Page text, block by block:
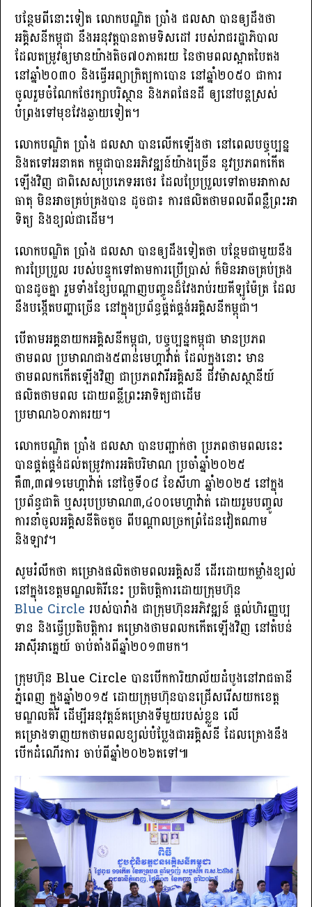
បន្ថែមពីនោះទៀត លោកបណ្ឌិត ប្រាំង ជលសា បានឲ្យដឹងថា
អគ្គិសនីកម្ពុជា នឹងអនុវត្ដបានតាមទិសដៅ របស់រាជរដ្ឋាភិបាល
ដែលតម្រូវឲ្យមានយ៉ាងតិច៧០ភាគរយ នៃថាមពលស្អាតបៃតង
នៅឆ្នាំ២០៣០ និងធ្វើអព្យាក្រិត្យកាបោន នៅឆ្នាំ២០៥០ ជាការ
ចូលរួមចំណែកថែរក្សាបរិស្ថាន និងភពផែនដី ឲ្យនៅបន្ដស្រស់
បំព្រងទៅមុខវែងឆ្ងាយទៀត។
លោកបណ្ឌិត ប្រាំង ជលសា បានលើកឡើងថា នៅពេលបច្ចុប្បន្ន
និងតទៅអនាគត កម្ពុជាបានអភិវឌ្ឍន៍យ៉ាងច្រើន នូវប្រភពកកើត
ឡើងវិញ ជាពិសេសប្រភេទអថេរ ដែលប្រែប្រួលទៅតាមអាកាស
ធាតុ មិនអាចគ្រប់គ្រងបាន ដូចជា៖ ការផលិតថាមពលពីពន្លឺព្រះអា
ទិត្យ និងខ្យល់ជាដើម។
លោកបណ្ឌិត ប្រាំង ជលសា បានឲ្យដឹងទៀតថា បន្ថែមជាមួយនឹង
ការប្រែប្រួល របស់បន្ទុកទៅតាមការប្រើប្រាស់ ក៏មិនអាចគ្រប់គ្រង
បានដូចគ្នា រួមទាំងខ្សែបណ្ដាញបញ្ចូនដ៏វែងរាប់រយគីឡូម៉ែត្រ ដែល
នឹងបង្កើតបញ្ហាច្រើន នៅក្នុងប្រព័ន្ធផ្គត់ផ្គង់អគ្គិសនីកម្ពុជា។
បើតាមអគ្គនាយកអគ្គិសនីកម្ពុជា, បច្ចុប្បន្នកម្ពុជា មានប្រភព
ថាមពល ប្រមាណជាង៥ពាន់មេហ្គាវ៉ាត់ ដែលក្នុងនោះ មាន
ថាមពលកកើតឡើងវិញ ជាប្រភពវារីអគ្គិសនី ជីវម៉ាសស្ថានីយ៍
ផលិតថាមពល ដោយពន្លីព្រះអាទិត្យជាដើម
ប្រមាណ៦០ភាគរយ។
លោកបណ្ឌិត ប្រាំង ជលសា បានបញ្ជាក់ថា ប្រភពថាមពលនេះ
បានផ្គត់ផ្គង់ដល់តម្រូវការអតិបរិមាណ ប្រចាំឆ្នាំ២០២៥
គឺ៣,៣៧១មេហ្គាវ៉ាត់ នៅថ្ងៃទី០៨ ខែសីហា ឆ្នាំ២០២៥ នៅក្នុង
ប្រព័ន្ធជាតិ ឬសរុបប្រមាណ៣,៤០០មេហ្គាវ៉ាត់ ដោយរួមបញ្ចូល
ការនាំចូលអគ្គិសនីតិចតូច ពីបណ្ដាលច្រកព្រំដែនវៀតណាម
និងឡាវ។
សូមរំលឹកថា គម្រោងផលិតថាមពលអគ្គិសនី ដើរដោយកម្លាំងខ្យល់
នៅក្នុងខេត្ដមណ្ឌលគិរីនេះ ប្រតិបត្ដិការដោយក្រុមហ៊ុន
Blue Circle របស់បារាំង ជាក្រុមហ៊ុនអភិវឌ្ឍន៍ ផ្តល់ហិរញ្ញប្ប
ទាន និងធ្វើប្រតិបត្តិការ គម្រោងថាមពលកកើតឡើងវិញ នៅតំបន់
អាស៊ីអាគ្នេយ៍ ចាប់តាំងពីឆ្នាំ២០១៣មក។
ក្រុមហ៊ុន Blue Circle បានបើកការិយាល័យដំបូងនៅរាជធានី
ភ្នំពេញ ក្នុងឆ្នាំ២០១៥ ដោយក្រុមហ៊ុន​បានជ្រើសរើសយកខេត្ត
មណ្ឌលគិរី ដើម្បីអនុវត្តន៍គម្រោងទីមួយរបស់ខ្លួន លើ​
គម្រោងទាញយកថាម​ពលខ្យល់បំប្លែងជាអគ្គិសនី ដែលគ្រោងនឹង
បើកដំណើរការ ចាប់ពីឆ្នាំ២០២៦តទៅ៕